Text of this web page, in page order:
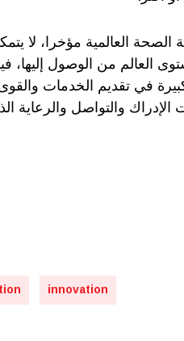
العالم من الوصول إليها،
كبيرة في تقديم الخدمات
والتواصل والرعاية
innovation